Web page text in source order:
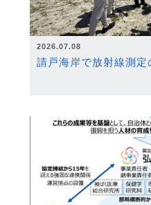
2026.07.08
請戸海岸で放射線測定